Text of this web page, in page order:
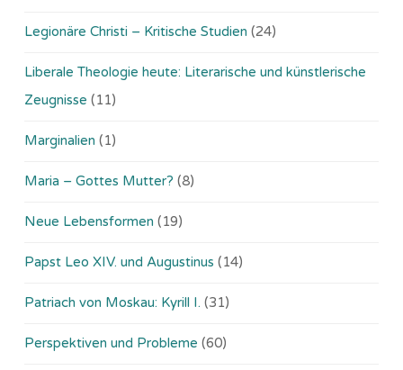
Legionäre Christi – Kritische Studien (24)
Liberale Theologie heute: Literarische und künstlerische
Zeugnisse (11)
Marginalien (1)
Maria – Gottes Mutter? (8)
Neue Lebensformen (19)
Papst Leo XIV. und Augustinus (14)
Patriach von Moskau: Kyrill I. (31)
Perspektiven und Probleme (60)